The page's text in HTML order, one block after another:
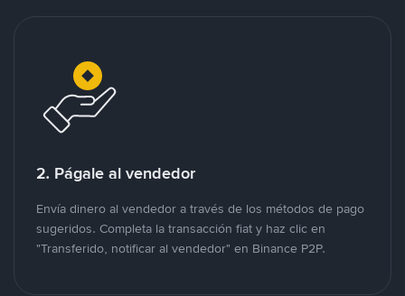
2. Págale al vendedor
Envía dinero al vendedor a través de los métodos de pago
sugeridos. Completa la transacción fiat y haz clic en
"Transferido, notificar al vendedor" en Binance P2P.